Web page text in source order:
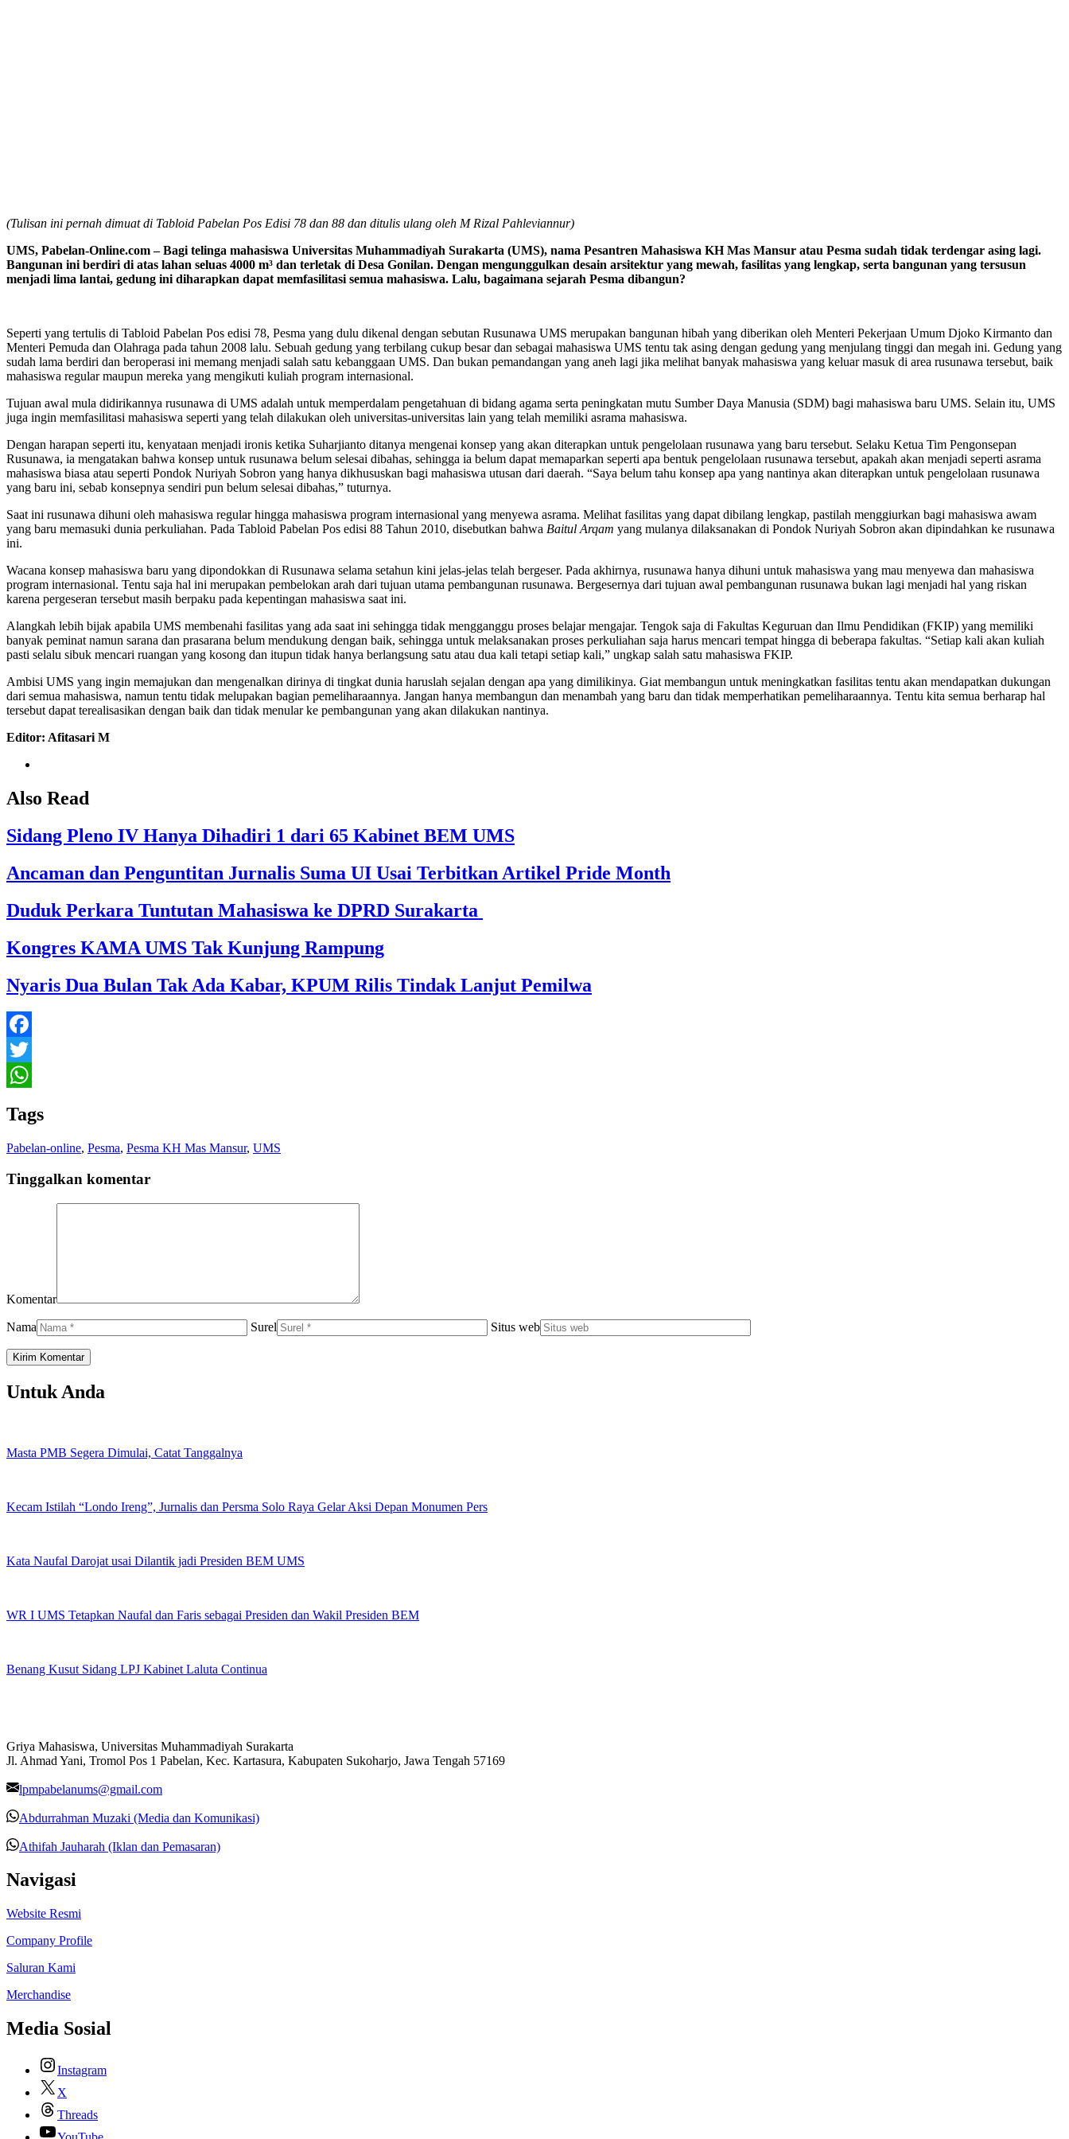
(Tulisan ini pernah dimuat di Tabloid Pabelan Pos Edisi 78 dan 88 dan ditulis ulang oleh M Rizal Pahleviannur)
UMS, Pabelan-Online.com –Bagi telinga mahasiswa Universitas Muhammadiyah Surakarta (UMS), nama Pesantren Mahasiswa KH Mas Mansur atau Pesma sudah tidak terdengar asing lagi.
Bangunan ini berdiri di atas lahan seluas 4000 m³ dan terletak di Desa Gonilan. Dengan mengunggulkan desain arsitektur yang mewah, fasilitas yang lengkap, serta bangunan yang tersusun
menjadi lima lantai, gedung ini diharapkan dapat memfasilitasi semua mahasiswa. Lalu, bagaimana sejarah Pesma dibangun?
Seperti yang tertulis di Tabloid Pabelan Pos edisi 78, Pesma yang dulu dikenal dengan sebutan Rusunawa UMS merupakan bangunan hibah yang diberikan oleh Menteri Pekerjaan Umum Djoko Kirmanto dan
Menteri Pemuda dan Olahraga pada tahun 2008 lalu. Sebuah gedung yang terbilang cukup besar dan sebagai mahasiswa UMS tentu tak asing dengan gedung yang menjulang tinggi dan megah ini. Gedung yang
sudah lama berdiri dan beroperasi ini memang menjadi salah satu kebanggaan UMS. Dan bukan pemandangan yang aneh lagi jika melihat banyak mahasiswa yang keluar masuk di area rusunawa tersebut, baik
mahasiswa regular maupun mereka yang mengikuti kuliah program internasional.
Tujuan awal mula didirikannya rusunawa di UMS adalah untuk memperdalam pengetahuan di bidang agama serta peningkatan mutu Sumber Daya Manusia (SDM) bagi mahasiswa baru UMS. Selain itu, UMS
juga ingin memfasilitasi mahasiswa seperti yang telah dilakukan oleh universitas-universitas lain yang telah memiliki asrama mahasiswa.
Dengan harapan seperti itu, kenyataan menjadi ironis ketika Suharjianto ditanya mengenai konsep yang akan diterapkan untuk pengelolaan rusunawa yang baru tersebut. Selaku Ketua Tim Pengonsepan
Rusunawa, ia mengatakan bahwa konsep untuk rusunawa belum selesai dibahas, sehingga ia belum dapat memaparkan seperti apa bentuk pengelolaan rusunawa tersebut, apakah akan menjadi seperti asrama
mahasiswa biasa atau seperti Pondok Nuriyah Sobron yang hanya dikhususkan bagi mahasiswa utusan dari daerah. “Saya belum tahu konsep apa yang nantinya akan diterapkan untuk pengelolaan rusunawa
yang baru ini, sebab konsepnya sendiri pun belum selesai dibahas,” tuturnya.
Saat ini rusunawa dihuni oleh mahasiswa regular hingga mahasiswa program internasional yang menyewa asrama. Melihat fasilitas yang dapat dibilang lengkap, pastilah menggiurkan bagi mahasiswa awam
yang baru memasuki dunia perkuliahan. Pada Tabloid Pabelan Pos edisi 88 Tahun 2010, disebutkan bahwa Baitul Arqam yang mulanya dilaksanakan di Pondok Nuriyah Sobron akan dipindahkan ke rusunawa
ini.
Wacana konsep mahasiswa baru yang dipondokkan di Rusunawa selama setahun kini jelas-jelas telah bergeser. Pada akhirnya, rusunawa hanya dihuni untuk mahasiswa yang mau menyewa dan mahasiswa
program internasional. Tentu saja hal ini merupakan pembelokan arah dari tujuan utama pembangunan rusunawa. Bergesernya dari tujuan awal pembangunan rusunawa bukan lagi menjadi hal yang riskan
karena pergeseran tersebut masih berpaku pada kepentingan mahasiswa saat ini.
Alangkah lebih bijak apabila UMS membenahi fasilitas yang ada saat ini sehingga tidak mengganggu proses belajar mengajar. Tengok saja di Fakultas Keguruan dan Ilmu Pendidikan (FKIP) yang memiliki
banyak peminat namun sarana dan prasarana belum mendukung dengan baik, sehingga untuk melaksanakan proses perkuliahan saja harus mencari tempat hingga di beberapa fakultas. “Setiap kali akan kuliah
pasti selalu sibuk mencari ruangan yang kosong dan itupun tidak hanya berlangsung satu atau dua kali tetapi setiap kali,” ungkap salah satu mahasiswa FKIP.
Ambisi UMS yang ingin memajukan dan mengenalkan dirinya di tingkat dunia haruslah sejalan dengan apa yang dimilikinya. Giat membangun untuk meningkatkan fasilitas tentu akan mendapatkan dukungan
dari semua mahasiswa, namun tentu tidak melupakan bagian pemeliharaannya. Jangan hanya membangun dan menambah yang baru dan tidak memperhatikan pemeliharaannya. Tentu kita semua berharap hal
tersebut dapat terealisasikan dengan baik dan tidak menular ke pembangunan yang akan dilakukan nantinya.
Editor: Afitasari M
Also Read
Sidang Pleno IV Hanya Dihadiri 1 dari 65 Kabinet BEM UMS
Ancaman dan Penguntitan Jurnalis Suma UI Usai Terbitkan Artikel Pride Month
Duduk Perkara Tuntutan Mahasiswa ke DPRD Surakarta
Kongres KAMA UMS Tak Kunjung Rampung
Nyaris Dua Bulan Tak Ada Kabar, KPUM Rilis Tindak Lanjut Pemilwa
Facebook
Twitter
Tags
Pabelan-online, Pesma, Pesma KH Mas Mansur, UMS
Tinggalkan komentar
Komentar
Nama Surel Situs web
Untuk Anda
Masta PMB Segera Dimulai, Catat Tanggalnya
Kecam Istilah “Londo Ireng”, Jurnalis dan Persma Solo Raya Gelar Aksi Depan Monumen Pers
Kata Naufal Darojat usai Dilantik jadi Presiden BEM UMS
WR I UMS Tetapkan Naufal dan Faris sebagai Presiden dan Wakil Presiden BEM
Benang Kusut Sidang LPJ Kabinet Laluta Continua
Griya Mahasiswa, Universitas Muhammadiyah Surakarta
Jl. Ahmad Yani, Tromol Pos 1 Pabelan, Kec. Kartasura, Kabupaten Sukoharjo, Jawa Tengah 57169
lpmpabelanums@gmail.com
Abdurrahman Muzaki (Media dan Komunikasi)
Athifah Jauharah (Iklan dan Pemasaran)
Navigasi
Website Resmi
Company Profile
Saluran Kami
Merchandise
Media Sosial
Instagram
X
Threads